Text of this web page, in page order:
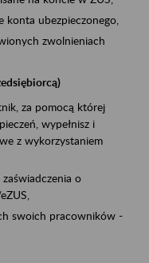
konta ubezpieczonego,
zwolnieniach
za pomocą której
wypełnisz i
z wykorzystaniem
o
swoich pracowników -